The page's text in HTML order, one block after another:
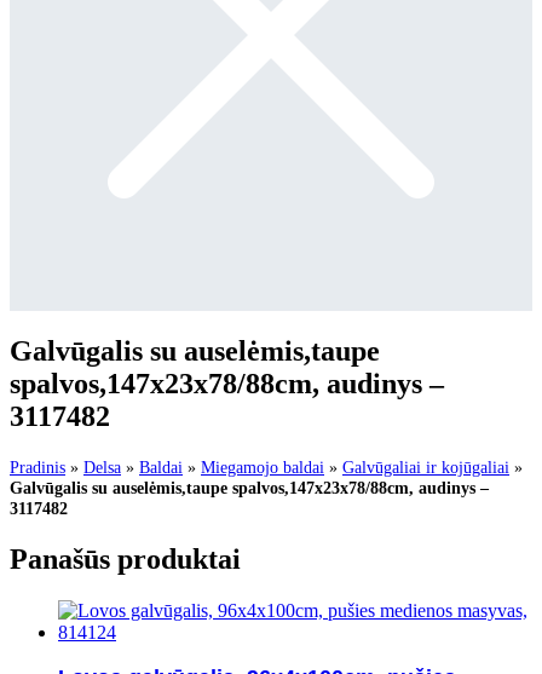
Galvūgalis su auselėmis,taupe
spalvos,147x23x78/88cm, audinys –
3117482
Pradinis » Delsa » Baldai » Miegamojo baldai » Galvūgaliai ir kojūgaliai »
Galvūgalis su auselėmis,taupe spalvos,147x23x78/88cm, audinys –
3117482
Panašūs produktai